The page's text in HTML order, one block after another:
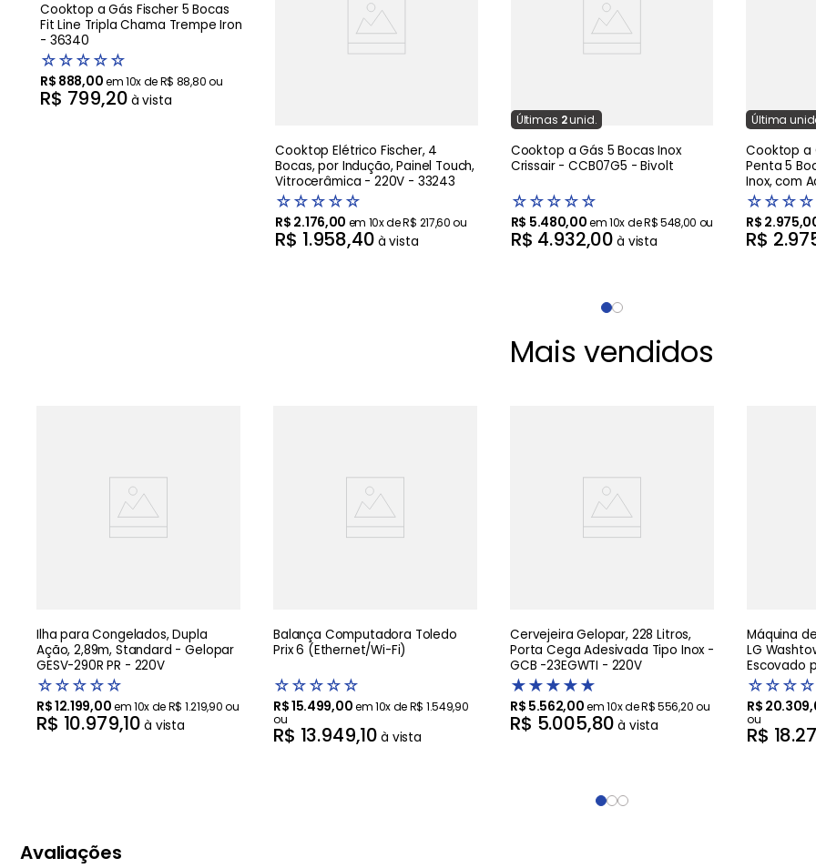
Cooktop a Gás Fischer 5 Bocas
Fit Line Tripla Chama Trempe Iron
- 36340
☆☆☆☆☆
R$ 888,00em10x deR$ 88,80ou
R$ 799,20 à vista
Cooktop Elétrico Fischer, 4
Bocas, por Indução, Painel Touch,
Vitrocerâmica - 220V - 33243
☆☆☆☆☆
R$ 2.176,00 em 10x deR$ 217,60ou
R$ 1.958,40 à vista
Últimas 2unid.
Cooktop a Gás 5 Bocas Inox
Crissair - CCB07G5 - Bivolt
☆☆☆☆☆
R$ 5.480,00em10x deR$548,00 ou
R$ 4.932,00 à vista
Última
Cooktop a
Penta 5
Inox, com
220V
☆☆☆☆
R$ 2.975,
R$ 2.
Mais vendidos
Ilha para Congelados, Dupla
Ação, 2,89m, Standard - Gelopar
GESV-290R PR - 220V
☆☆☆☆☆
R$12.199,00em10x deR$ 1.219,90ou
R$ 10.979,10 à vista
Balança Computadora Toledo
Prix 6 (Ethernet/Wi-Fi)
☆☆☆☆☆
R$15.499,00em10x deR$ 1.549,90
ou
R$ 13.949,10 à vista
Cervejeira Gelopar, 228 Litros,
Porta Cega Adesivada Tipo Inox -
GCB -23EGWTI - 220V
★★★★★
R$ 5.562,00em10x deR$556,20ou
R$ 5.005,80 à vista
Máquina
LG
Escovado
Artificial
☆☆☆☆
R$ 20.309,
ou
R$ 18.
Avaliações